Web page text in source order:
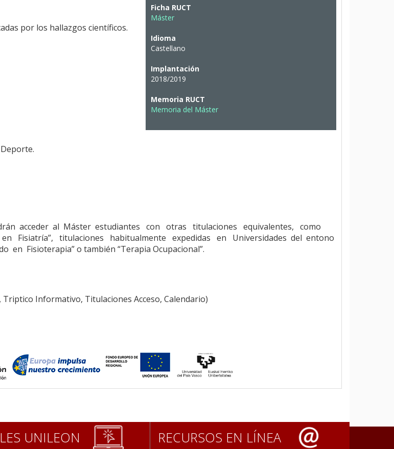
Ficha RUCT
Máster
Idioma
Castellano
Implantación
2018/2019
Memoria RUCT
Memoria del Máster
por los hallazgos científicos.
acceder al Máster estudiantes con otras titulaciones equivalentes, como
Fisiatría”, titulaciones habitualmente expedidas en Universidades del entono
Fisioterapia” o también “Terapia Ocupacional”.
Triptico Informativo, Titulaciones Acceso, Calendario)
UNILEON RECURSOS EN LÍNEA